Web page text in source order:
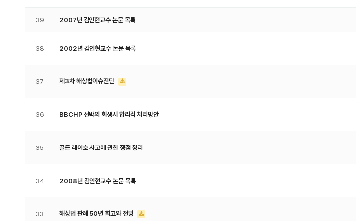
39 2007년 김인현교수 논문 목록
38 2002년 김인현교수 논문 목록
37 제3차 해상법이슈진단
36 BBCHP 선박의 회생시 합리적 처리방안
35 골든 레이호 사고에 관한 쟁점 정리
34 2008년 김인현교수 논문 목록
33 해상법 판례 50년 회고와 전망